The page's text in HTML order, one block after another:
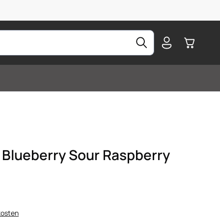
Sour Raspberry